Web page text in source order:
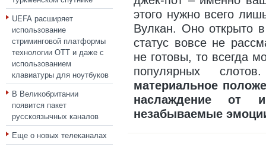
UEFA расширяет
использование
стриминговой платформы
технологии ОТТ и даже с
использованием
клавиатуры для ноутбуков
В Великобритании
появится пакет
русскоязычных каналов
Еще о новых телеканалах
этого нужно всего
Вулкан. Оно открыто
статус вовсе не
не готовы, то всегда
популярных
материальное
наслаждение от
незабываемые